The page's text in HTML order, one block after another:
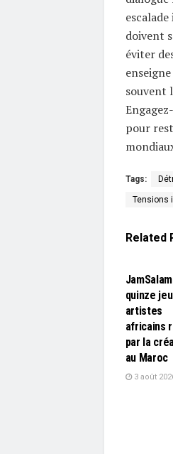
doivent
éviter
souvent
pour
Tags:
Tensions
Related
quinze
artistes
africains
par la
au Maroc
3 août